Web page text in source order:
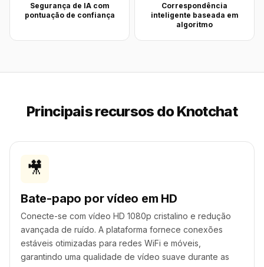
Segurança de IA com
pontuação de confiança
Correspondência
inteligente baseada em
algoritmo
Principais recursos do Knotchat
🎥
Bate-papo por vídeo em HD
Conecte-se com vídeo HD 1080p cristalino e redução
avançada de ruído. A plataforma fornece conexões
estáveis otimizadas para redes WiFi e móveis,
garantindo uma qualidade de vídeo suave durante as